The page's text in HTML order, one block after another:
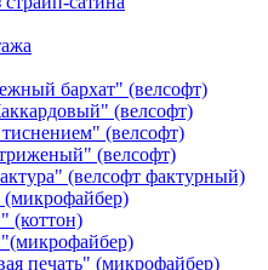
бархат" (велсофт)
(велсофт)
(велсофт)
(велсофт)
(велсофт фактурный)
(коттон)
печать" (микрофайбер)